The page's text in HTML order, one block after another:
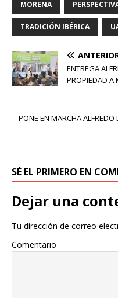
MORENA
TRADICIÓN IBÉRICA
ENTREGA
PROPIEDAD A
PONE EN MARCHA
SÉ EL PRIMERO EN
Dejar una
Tu dirección de correo
Comentario